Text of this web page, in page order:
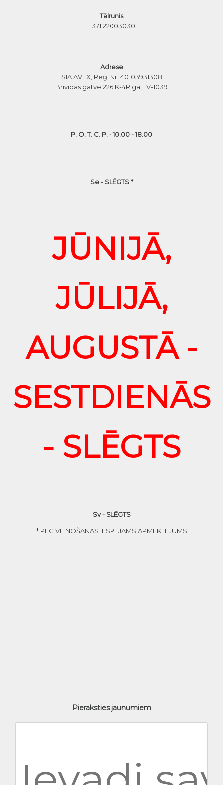
Tālrunis
+371 22003030
Adrese
SIA AVEX, Reģ. Nr. 40103931308
Brīvības gatve 226 K-4Rīga, LV-1039
P. O. T. C. P. - 10.00 - 18.00
Se - SLĒGTS *
JŪNIJĀ,
JŪLIJĀ,
AUGUSTĀ -
SESTDIENĀS
- SLĒGTS
Sv - SLĒGTS
* PĒC VIENOŠANĀS IESPĒJAMS APMEKLĒJUMS
Pieraksties jaunumiem